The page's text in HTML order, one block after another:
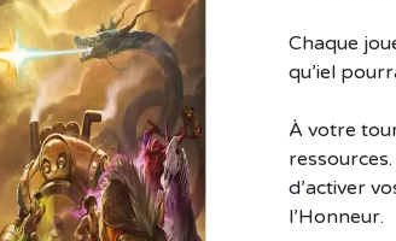
Chaque
qu’iel
À votre
d’activer
l’Honneur.